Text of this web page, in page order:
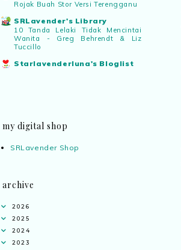
Rojak Buah Stor Versi Terengganu
SRLavender's Library
10 Tanda Lelaki Tidak Mencintai
Wanita - Greg Behrendt & Liz
Tuccillo
Starlavenderluna's Bloglist
my digital shop
SRLavender Shop
archive
2026
2025
2024
2023